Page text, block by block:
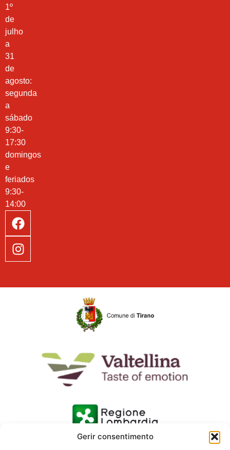
Gerir consentimento
1º
de
julho
a
31
de
agosto:
segunda
a
sábado
9:30-
17:30
domingos
e
feriados
9:30-
14:00